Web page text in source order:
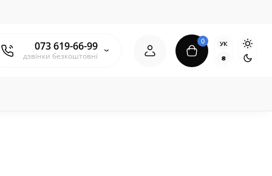
073 619-66-99
дзвінки безкоштовні
0
УК
₴